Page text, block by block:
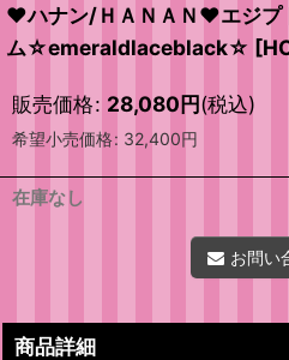
❤ハナン/ＨＡＮＡＮ❤エジプ
ム☆emeraldlaceblack☆ [
販売価格: 28,080円(税込)
希望小売価格: 32,400円
在庫なし
お問い
商品詳細